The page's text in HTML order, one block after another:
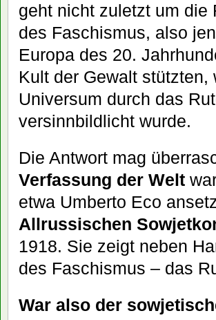
geht nicht zuletzt um die
des Faschismus, also
Europa des 20.
Kult der Gewalt
Universum durch das
versinnbildlicht wurde.
Die Antwort mag
Verfassung der Welt
etwa Umberto Eco
Allrussischen
1918. Sie zeigt neben
des Faschismus – das
War also der